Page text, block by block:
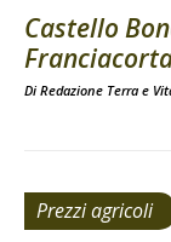
Castello
Di Redazione Terra e
Prezzi agricoli